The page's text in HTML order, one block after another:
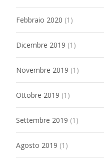
Febbraio 2020 (1)
Dicembre 2019 (1)
Novembre 2019 (1)
Ottobre 2019 (1)
Settembre 2019 (1)
Agosto 2019 (1)